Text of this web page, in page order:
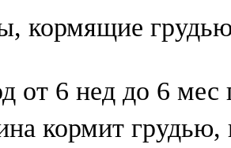
кормящие
от 6 нед до 6 мес
кормит грудью,